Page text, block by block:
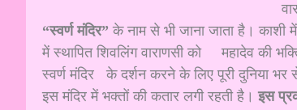
वाराणसी में स्थित “श्री काशी
“स्वर्ण मंदिर”के नाम से भी जाना जाता है। काशी
में स्थापित शिवलिंग वाराणसी को महादेव की
स्वर्ण मंदिर के दर्शन करने के लिए पूरी दुनिया
इस मंदिर में भक्तों की कतार लगी रहती है।इस